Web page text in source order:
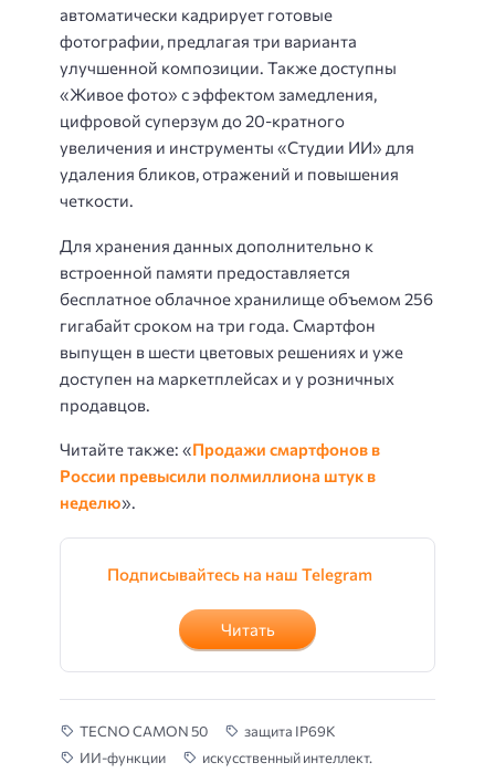
автоматически кадрирует готовые
фотографии, предлагая три варианта
улучшенной композиции. Также доступны
«Живое фото» с эффектом замедления,
цифровой суперзум до 20-кратного
увеличения и инструменты «Студии ИИ» для
удаления бликов, отражений и повышения
четкости.
Для хранения данных дополнительно к
встроенной памяти предоставляется
бесплатное облачное хранилище объемом 256
гигабайт сроком на три года. Смартфон
выпущен в шести цветовых решениях и уже
доступен на маркетплейсах и у розничных
продавцов.
Читайте также: «Продажи смартфонов в
России превысили полмиллиона штук в
неделю».
Подписывайтесь на наш Telegram
Читать
TECNO CAMON 50
защита IP69K
ИИ-функции
искусственный интеллект.